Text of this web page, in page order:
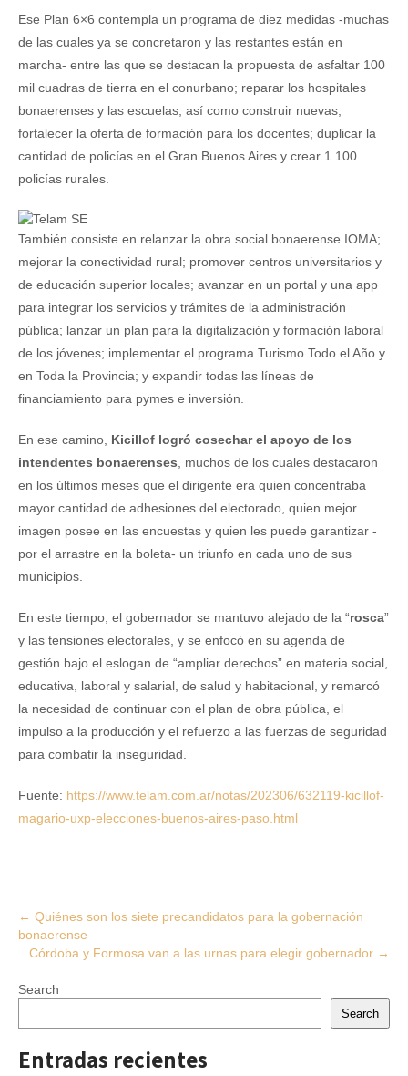
Ese Plan 6×6 contempla un programa de diez medidas -muchas
de las cuales ya se concretaron y las restantes están en
marcha- entre las que se destacan la propuesta de asfaltar 100
mil cuadras de tierra en el conurbano; reparar los hospitales
bonaerenses y las escuelas, así como construir nuevas;
fortalecer la oferta de formación para los docentes; duplicar la
cantidad de policías en el Gran Buenos Aires y crear 1.100
policías rurales.
También consiste en relanzar la obra social bonaerense IOMA;
mejorar la conectividad rural; promover centros universitarios y
de educación superior locales; avanzar en un portal y una app
para integrar los servicios y trámites de la administración
pública; lanzar un plan para la digitalización y formación laboral
de los jóvenes; implementar el programa Turismo Todo el Año y
en Toda la Provincia; y expandir todas las líneas de
financiamiento para pymes e inversión.
En ese camino, Kicillof logró cosechar el apoyo de los
intendentes bonaerenses, muchos de los cuales destacaron
en los últimos meses que el dirigente era quien concentraba
mayor cantidad de adhesiones del electorado, quien mejor
imagen posee en las encuestas y quien les puede garantizar -
por el arrastre en la boleta- un triunfo en cada uno de sus
municipios.
En este tiempo, el gobernador se mantuvo alejado de la “rosca”
y las tensiones electorales, y se enfocó en su agenda de
gestión bajo el eslogan de “ampliar derechos” en materia social,
educativa, laboral y salarial, de salud y habitacional, y remarcó
la necesidad de continuar con el plan de obra pública, el
impulso a la producción y el refuerzo a las fuerzas de seguridad
para combatir la inseguridad.
Fuente: https://www.telam.com.ar/notas/202306/632119-kicillof-
magario-uxp-elecciones-buenos-aires-paso.html
Post
navigation
← Quiénes son los siete precandidatos para la gobernación
bonaerense
Córdoba y Formosa van a las urnas para elegir gobernador →
Search
Search
Entradas recientes